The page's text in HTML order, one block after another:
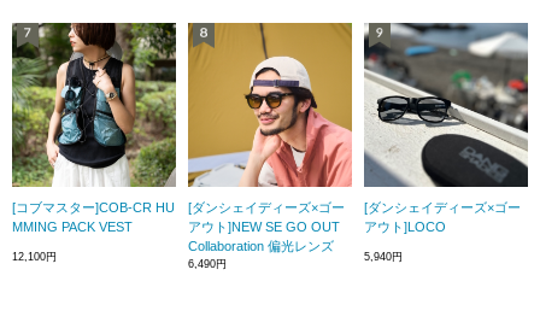
[コブマスター]COB-CR HU
MMING PACK VEST
12,100円
[ダンシェイディーズ×ゴー
アウト]NEW SE GO OUT
Collaboration 偏光レンズ
6,490円
[ダンシェイディーズ×ゴー
アウト]LOCO
5,940円